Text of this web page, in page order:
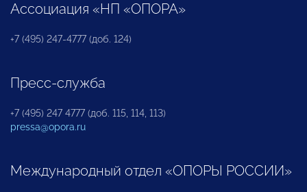
Ассоциация «НП «ОПОРА»
+7 (495) 247-4777 (доб. 124)
Пресс-служба
+7 (495) 247 4777 (доб. 115, 114, 113)
pressa@opora.ru
Международный отдел «ОПОРЫ РОССИИ»